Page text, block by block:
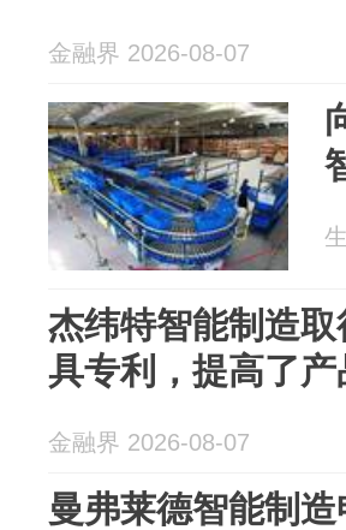
金融界 2026-08-07
杰纬特智能制造
具专利，提高了
金融界 2026-08-07
曼弗莱德智能制